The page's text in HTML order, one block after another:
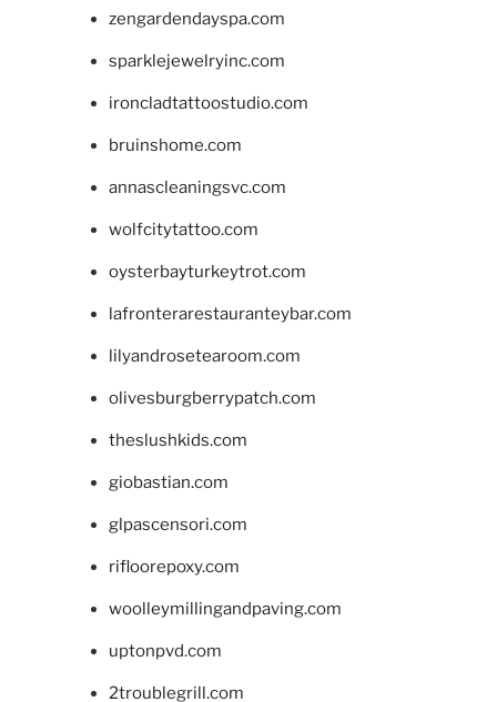
zengardendayspa.com
sparklejewelryinc.com
ironcladtattoostudio.com
bruinshome.com
annascleaningsvc.com
wolfcitytattoo.com
oysterbayturkeytrot.com
lafronterarestauranteybar.com
lilyandrosetearoom.com
olivesburgberrypatch.com
theslushkids.com
giobastian.com
glpascensori.com
rifloorepoxy.com
woolleymillingandpaving.com
uptonpvd.com
2troublegrill.com